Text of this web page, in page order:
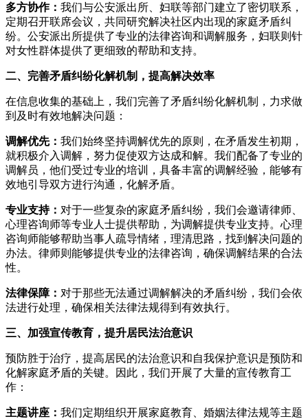
多方协作： 我们与公安派出所、妇联等部门建立了密切联系，
定期召开联席会议，共同研究解决社区内出现的家庭矛盾纠
纷。公安派出所提供了专业的法律咨询和调解服务，妇联则针
对女性群体提供了更细致的帮助和支持。
二、完善矛盾纠纷化解机制，提高解决效率
在信息收集的基础上，我们完善了矛盾纠纷化解机制，力求做
到及时有效地解决问题：
调解优先： 我们始终坚持调解优先的原则，在矛盾发生初期，
就积极介入调解，努力促使双方达成和解。我们配备了专业的
调解员，他们受过专业的培训，具备丰富的调解经验，能够有
效地引导双方进行沟通，化解矛盾。
专业支持： 对于一些复杂的家庭矛盾纠纷，我们会邀请律师、
心理咨询师等专业人士提供帮助，为调解提供专业支持。心理
咨询师能够帮助当事人疏导情绪，理清思路，找到解决问题的
办法。律师则能够提供专业的法律咨询，确保调解结果的合法
性。
法律保障： 对于那些无法通过调解解决的矛盾纠纷，我们会依
法进行处理，确保相关法律法规得到有效执行。
三、加强宣传教育，提升居民法治意识
预防胜于治疗，提高居民的法治意识和自我保护意识是预防和
化解家庭矛盾的关键。因此，我们开展了大量的宣传教育工
作：
主题讲座： 我们定期组织开展家庭教育、婚姻法律法规等主题